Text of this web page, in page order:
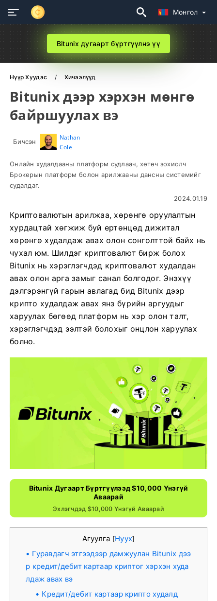
Монгол
Bitunix дугаарт бүртгүүлнэ үү
Нүүр Хуудас Хичээлүүд
Bitunix дээр хэрхэн мөнгө
байршуулах вэ
Бичсэн
Nathan
Cole
Онлайн худалдааны платформ судлаач, хөтөч зохиолч
Брокерын платформ болон арилжааны дансны системийг
судалдаг.
2024.01.19
Криптовалютын арилжаа, хөрөнгө оруулалтын
хурдацтай хөгжиж буй ертөнцөд дижитал
хөрөнгө худалдаж авах олон сонголттой байх нь
чухал юм. Шилдэг криптовалют бирж болох
Bitunix нь хэрэглэгчдэд криптовалют худалдан
авах олон арга замыг санал болгодог. Энэхүү
дэлгэрэнгүй гарын авлагад бид Bitunix дээр
крипто худалдаж авах янз бүрийн аргуудыг
харуулах бөгөөд платформ нь хэр олон талт,
хэрэглэгчдэд ээлтэй болохыг онцлон харуулах
болно.
Bitunix Дугаарт Бүртгүүлээд $10,000 Үнэгүй
Аваарай
Эхлэгчдэд $10,000 Үнэгүй Аваарай
Агуулга [Нуух]
Гуравдагч этгээдээр дамжуулан Bitunix дээ
р кредит/дебит картаар криптог хэрхэн худа
лдаж авах вэ
Кредит/дебит картаар крипто худалд